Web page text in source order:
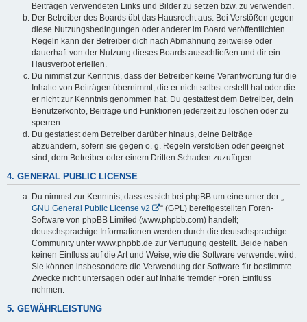
Beiträgen verwendeten Links und Bilder zu setzen bzw. zu verwenden.
Der Betreiber des Boards übt das Hausrecht aus. Bei Verstößen gegen
diese Nutzungsbedingungen oder anderer im Board veröffentlichten
Regeln kann der Betreiber dich nach Abmahnung zeitweise oder
dauerhaft von der Nutzung dieses Boards ausschließen und dir ein
Hausverbot erteilen.
Du nimmst zur Kenntnis, dass der Betreiber keine Verantwortung für die
Inhalte von Beiträgen übernimmt, die er nicht selbst erstellt hat oder die
er nicht zur Kenntnis genommen hat. Du gestattest dem Betreiber, dein
Benutzerkonto, Beiträge und Funktionen jederzeit zu löschen oder zu
sperren.
Du gestattest dem Betreiber darüber hinaus, deine Beiträge
abzuändern, sofern sie gegen o. g. Regeln verstoßen oder geeignet
sind, dem Betreiber oder einem Dritten Schaden zuzufügen.
4. GENERAL PUBLIC LICENSE
Du nimmst zur Kenntnis, dass es sich bei phpBB um eine unter der „
GNU General Public License v2
“ (GPL) bereitgestellten Foren-
Software von phpBB Limited (www.phpbb.com) handelt;
deutschsprachige Informationen werden durch die deutschsprachige
Community unter www.phpbb.de zur Verfügung gestellt. Beide haben
keinen Einfluss auf die Art und Weise, wie die Software verwendet wird.
Sie können insbesondere die Verwendung der Software für bestimmte
Zwecke nicht untersagen oder auf Inhalte fremder Foren Einfluss
nehmen.
5. GEWÄHRLEISTUNG